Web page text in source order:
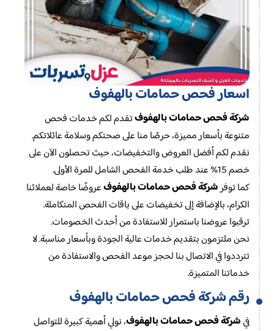
اسعار فحص حمامات بالهفوف
شركة فحص حمامات بالهفوفتقدم لكم خدمات فحص
متنوعة بأسعار مميزة، حرصًا منا على صحتكم وسلامة عائلاتكم.
نقدم لكم أفضل العروض والتخفيضات، حيث تحصلون الآن على
خصم 15% عند طلب خدمة الفحص الشامل للمرة الأولى.
كما توفرشركة فحص حمامات بالهفوفعروضًا خاصة لعملائنا
الكرام، بالإضافة إلى تخفيضات على باقات الفحص المتكاملة.
ترقبوا عروضنا باستمرار للاستفادة من أحدث الخصومات.
نحن ملتزمون بتقديم خدمات عالية الجودة وبأسعار مناسبة. لا
تترددوا في الاتصال بنا لحجز موعد الفحص والاستفادة من
خدماتنا المتميزة.
رقم شركة فحص حمامات بالهفوف
فيشركة فحص حمامات بالهفوف، نولي أهمية كبيرة للتواصل